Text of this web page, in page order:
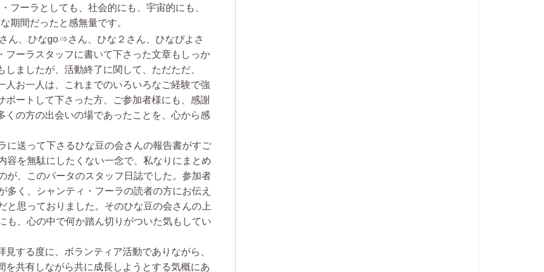
フーラとしても、社会的にも、宇宙的にも、
期間だったと感無量です。
ん、ひなgo⇒さん、ひな２さん、ひなぴよさ
フーラスタッフに書いて下さった文章もしっか
ましたが、活動終了に関して、ただただ、
お一人は、これまでのいろいろなご経験で強
ポートして下さった方、ご参加者様にも、感謝
くの方の出会いの場であったことを、心から感
に送って下さるひな豆の会さんの報告書がすご
容を無駄にしたくない一念で、私なりにまとめ
が、このパータのスタッフ日誌でした。参加者
多く、シャンティ・フーラの読者の方にお伝え
と思っておりました。そのひな豆の会さんの上
も、心の中で何か踏ん切りがついた気もしてい
する度に、ボランティア活動でありながら、
共有しながら共に成長しようとする気概にあ